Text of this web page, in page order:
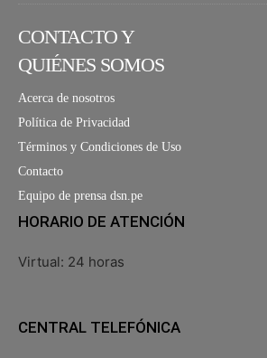
CONTACTO Y
QUIÉNES SOMOS
Acerca de nosotros
Política de Privacidad
Términos y Condiciones de Uso
Contacto
Equipo de prensa dsn.pe
HORARIO DE ATENCIÓN
Virtual: 24 horas
CENTRAL TELEFÓNICA